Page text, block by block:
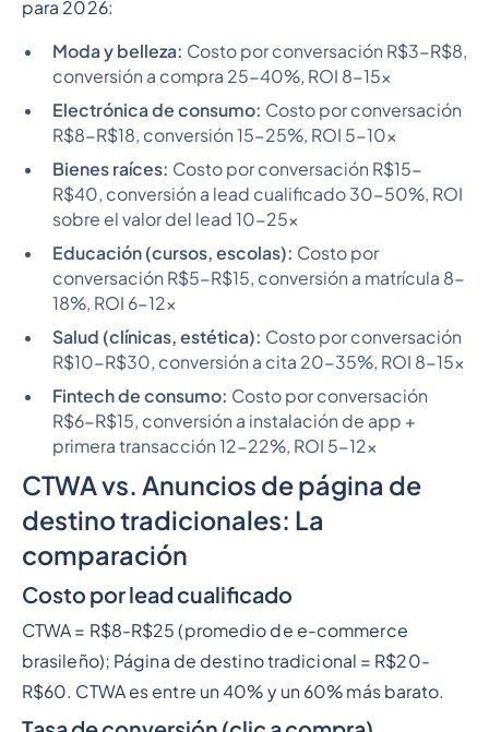
para 2026:
Moda y belleza: Costo por conversación R$3-R$8,
conversión a compra 25-40%, ROI 8-15x
Electrónica de consumo: Costo por conversación
R$8-R$18, conversión 15-25%, ROI 5-10x
Bienes raíces: Costo por conversación R$15-
R$40, conversión a lead cualificado 30-50%, ROI
sobre el valor del lead 10-25x
Educación (cursos, escolas): Costo por
conversación R$5-R$15, conversión a matrícula 8-
18%, ROI 6-12x
Salud (clínicas, estética): Costo por conversación
R$10-R$30, conversión a cita 20-35%, ROI 8-15x
Fintech de consumo: Costo por conversación
R$6-R$15, conversión a instalación de app +
primera transacción 12-22%, ROI 5-12x
CTWA vs. Anuncios de página de
destino tradicionales: La
comparación
Costo por lead cualificado
CTWA = R$8-R$25 (promedio de e-commerce
brasileño); Página de destino tradicional = R$20-
R$60. CTWA es entre un 40% y un 60% más barato.